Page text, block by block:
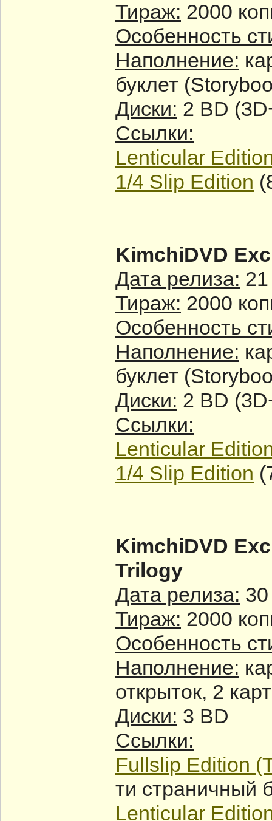
Тираж: 2000
Особенность
Наполнение:
буклет
Диски: 2 BD
Ссылки:
Lenticular
1/4 Slip Edition
KimchiDVD
Дата релиза:
Тираж: 2000
Особенность
Наполнение:
буклет
Диски: 2 BD
Ссылки:
Lenticular
1/4 Slip Edition
KimchiDVD
Trilogy
Дата релиза:
Тираж: 2000
Особенность
Наполнение:
открыток, 2
Диски: 3 BD
Ссылки:
Fullslip Edition
ти страничный
Lenticular